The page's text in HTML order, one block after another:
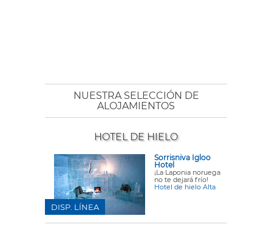
NUESTRA SELECCIÓN DE
ALOJAMIENTOS
HOTEL DE HIELO
Sorrisniva Igloo
Hotel
¡La Laponia noruega
no te dejará frío!
Hotel de hielo Alta
DISP. LÍNEA